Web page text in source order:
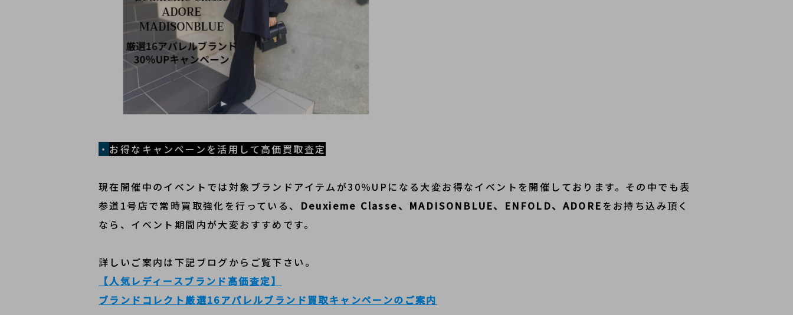
・ お得なキャンペーンを活用して高価買取査定
現在開催中のイベントでは対象ブランドアイテムが30％UPになる大変お得なイベントを開催しております。その中でも表
参道1号店で常時買取強化を行っている、 Deuxieme Classe、MADISONBLUE、ENFOLD、ADORE をお持ち込み頂く
なら、イベント期間内が大変おすすめです。
詳しいご案内は下記ブログからご覧下さい。
【人気レディースブランド高価査定】
ブランドコレクト厳選16アパレルブランド買取キャンペーンのご案内